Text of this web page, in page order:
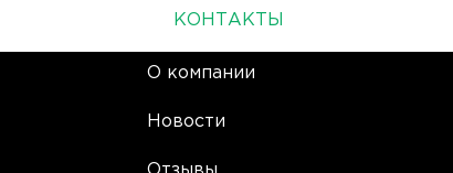
КОНТАКТЫ
О компании
Новости